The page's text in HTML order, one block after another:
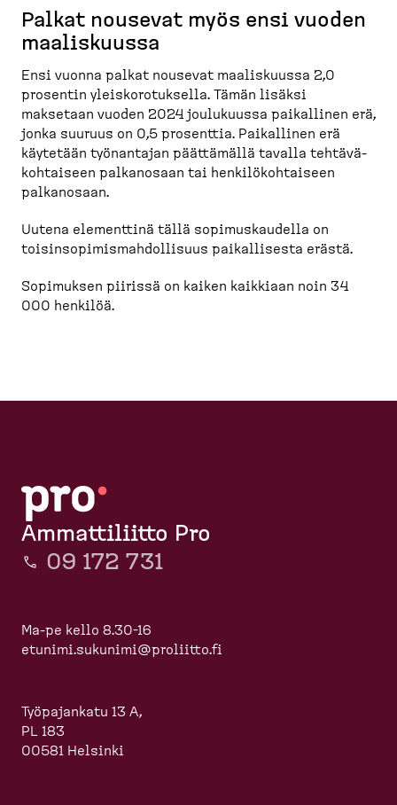
Palkat nousevat myös ensi vuoden
maalis­kuussa
Ensi vuonna palkat nousevat maalis­kuussa 2,0
prosentin yleisko­ro­tuksella. Tämän lisäksi
maksetaan vuoden 2024 joulukuussa paikallinen erä,
jonka suuruus on 0,5 prosenttia. Paikallinen erä
käytetään työnantajan päättämällä tavalla tehtävä­
koh­taiseen palkanosaan tai henkilö­koh­taiseen
palkanosaan.
Uutena elementtinä tällä sopimus­kaudella on
toisin­so­pi­mis­mah­dol­lisuus paikal­lisesta erästä.
Sopimuksen piirissä on kaiken kaikkiaan noin 34
000 henkilöä.
Ammattiliitto Pro
09 172 731
Ma-pe kello 8.30-16
etunimi.sukunimi@proliitto.fi
Työpajankatu 13 A,
PL 183
00581 Helsinki